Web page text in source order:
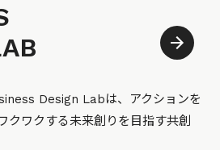
Design Labは、アクションを
クワクする未来創りを目指す共創